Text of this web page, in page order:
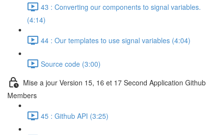
43 : Converting our components to signal variables.
(4:14)
44 : Our templates to use signal variables (4:04)
Source code (3:00)
Mise a jour Version 15, 16 et 17 Second Application Github
Members
45 : Github API (3:25)